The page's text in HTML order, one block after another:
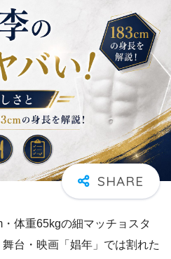
体重65kgの細マッチョスタ
台・映画「娼年」では割れた